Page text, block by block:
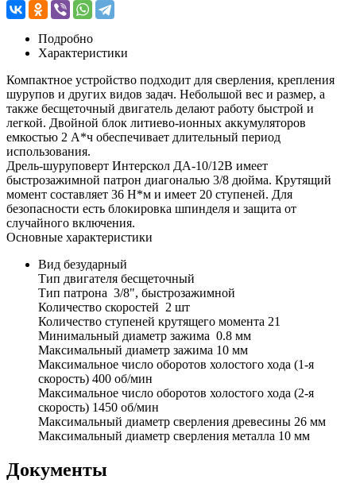
Подробно
Характеристики
Компактное устройство подходит для сверления, крепления
шурупов и других видов задач. Небольшой вес и размер, а
также бесщеточный двигатель делают работу быстрой и
легкой. Двойной блок литиево-ионных аккумуляторов
емкостью 2 А*ч обеспечивает длительный период
использования.
Дрель-шуруповерт Интерскол ДА-10/12В имеет
быстрозажимной патрон диагональю 3/8 дюйма. Крутящий
момент составляет 36 Н*м и имеет 20 ступеней. Для
безопасности есть блокировка шпинделя и защита от
случайного включения.
Основные характеристики
Вид безударный
Тип двигателя бесщеточный
Тип патрона 3/8", быстрозажимной
Количество скоростей 2 шт
Количество ступеней крутящего момента 21
Минимальный диаметр зажима 0.8 мм
Максимальный диаметр зажима 10 мм
Максимальное число оборотов холостого хода (1-я
скорость) 400 об/мин
Максимальное число оборотов холостого хода (2-я
скорость) 1450 об/мин
Максимальный диаметр сверления древесины 26 мм
Максимальный диаметр сверления металла 10 мм
Документы